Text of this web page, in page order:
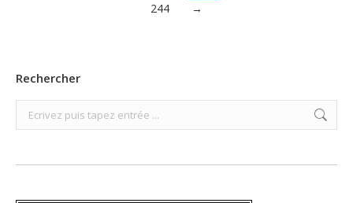
244
→
Rechercher
Search: